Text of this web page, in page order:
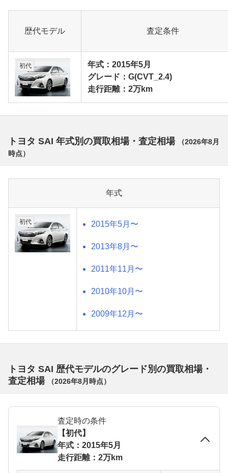
歴代モデル 査定条件
初代
年式：2015年5月
グレード：G(CVT_2.4)
走行距離：2万km
トヨタ SAI 年式別の買取相場・査定相場 （2026年8月
時点）
年式
初代 2015年5月〜
2013年8月〜
2011年11月〜
2010年10月〜
2009年12月〜
トヨタ SAI 歴代モデルのグレード別の買取相場・
査定相場
（2026年8月 時点）
査定時の条件
【初代】
年式：2015年5月
走行距離：2万km